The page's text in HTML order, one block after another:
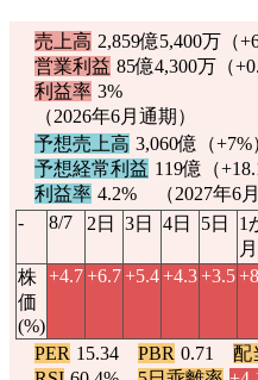
売上高 2,859億5,400万（
営業利益 85億4,300万（
利益率 3%
（2026年6月通期）
予想売上高 3,060億（+7%
予想経常利益 119億（
利益率 4.2% （2027年6月
-
8/7 2日 3日 4日 5日
1
月
株
価
(%)
+4.7+6.7+5.4+4.3+3.5
PER 15.34 PBR 0.71 配